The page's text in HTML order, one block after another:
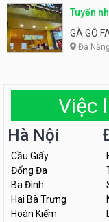
Tuyển
GÀ GÔ
Đà Nẵng
Việc
Hà Nội
Cầu Giấy
Đống Đa
Ba Đình
Hai Bà Trưng
Hoàn Kiếm